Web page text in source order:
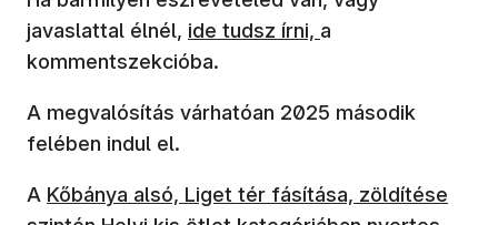
javaslattal élnél, (új ablakban nyílik meg)
ide tudsz írni, a
kommentszekcióba.
A megvalósítás várhatóan 2025 második
felében indul el.
A (új ablakban nyílik meg)
Kőbánya alsó, Liget tér fásítása, zöldítése